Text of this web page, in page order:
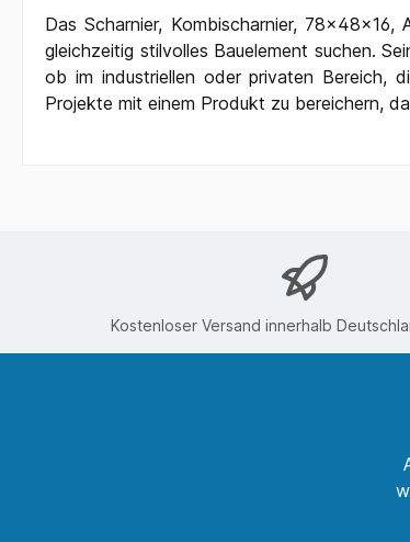
Das Scharnier, Kombischarnier,
gleichzeitig stilvolles Bauelement suchen.
ob im industriellen oder privaten Bereich,
Projekte mit einem Produkt zu bereichern,
Kostenloser Versand innerhalb